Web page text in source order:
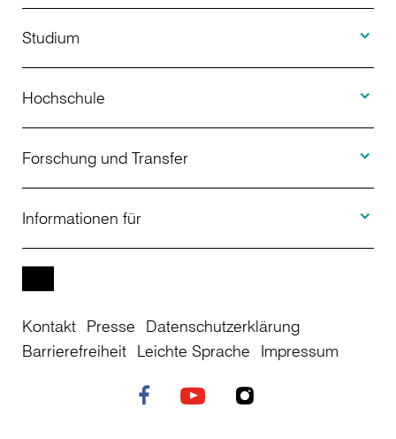
Studium
Studienangebot
Bewerbung
Studienberatung
Weiterbildung
Studienkolleg
Hochschule
Über uns
Aktuelles
Einrichtungen
Stellenangebote
Forschung und Transfer
Projekte
Informationen für
Studierende
Kontakt Presse
Datenschutzerklärung
Barrierefreiheit Leichte Sprache Impressum